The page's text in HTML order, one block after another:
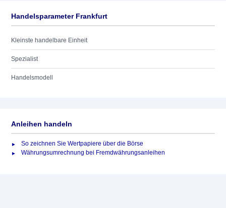
Handelsparameter Frankfurt
Kleinste handelbare Einheit
Spezialist
Handelsmodell
Anleihen handeln
So zeichnen Sie Wertpapiere über die Börse
Währungsumrechnung bei Fremdwährungsanleihen